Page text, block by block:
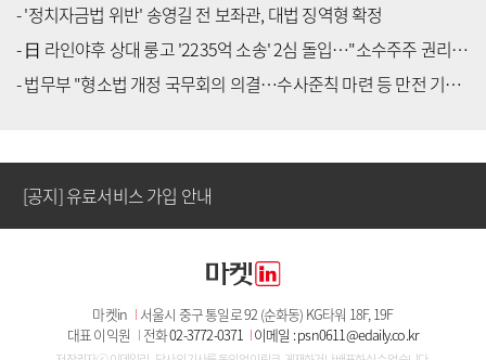
-'정치자금법 위반' 송영길 전 보좌관, 대법 징역형 확정
-日 라인야후 상대 룽고 '2235억 소송' 2심 돌입…"소수주주 권리침해"
-법무부 "형소법 개정 국무회의 의결…수사준칙 마련 등 만전 기할 것"
[공지] 유료서비스 가입 안내
[공지] 유료서비스 가입 안내
[공지] 새로워진 마켓인, 성공투자 창을 열다
[공지] 유료서비스 가입 안내
마켓in I 서울시 중구 통일로 92 (순화동) KG타워 18F, 19F
대표 이익원 I 전화02-3772-0371 I이메일 : psn0611@edaily.co.kr